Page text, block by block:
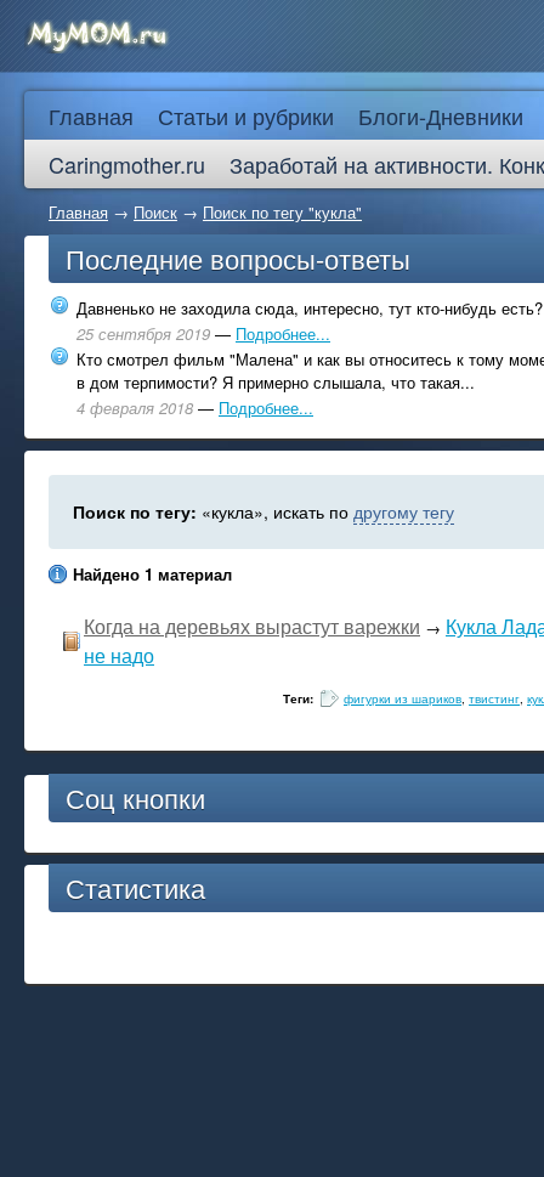
Главная Статьи и рубрики
Блоги-Дневники
Caringmother.ru
Заработай на активности.
Главная → Поиск → Поиск по тегу "кукла"
Последние вопросы-ответы
Давненько не заходила сюда, интересно, тут кто-нибудь есть?
25 сентября 2019 — Подробнее...
Кто смотрел фильм "Малена" и как вы относитесь к тому
в дом терпимости? Я примерно слышала, что такая...
4 февраля 2018 — Подробнее...
Поиск по тегу: «кукла», искать по другому тегу
Найдено 1 материал
Когда на деревьях вырастут варежки → Кукла
не надо
Теги: фигурки из шариков, твистинг,
Соц кнопки
Статистика